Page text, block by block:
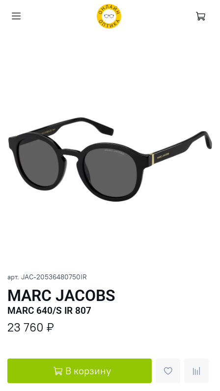
арт. JAC-20536480750IR
MARC JACOBS
MARC 640/S IR 807
23 760 ₽
В корзину